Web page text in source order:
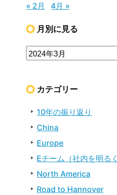
« 2月
4月 »
月別に見る
カテゴリー
10年の振り返り
China
Europe
Eチーム（社内を明るく
North America
Road to Hannover